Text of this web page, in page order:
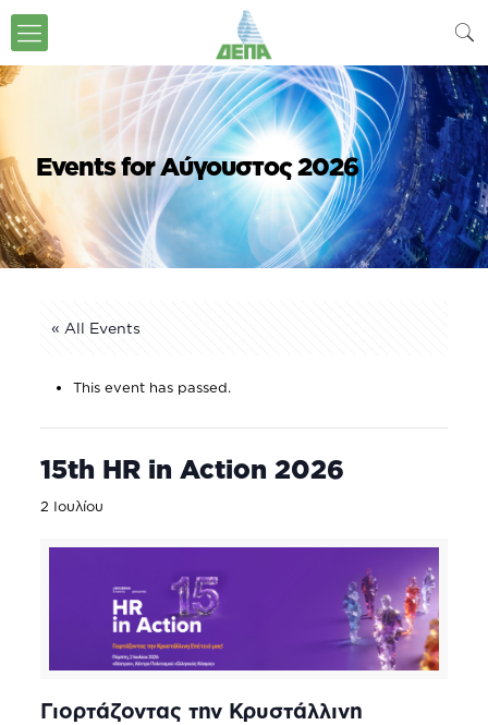
Events for Αύγουστος 2026
« All Events
This event has passed.
15th HR in Action 2026
2 Ιουλίου
Γιορτάζοντας την Κρυστάλλινη